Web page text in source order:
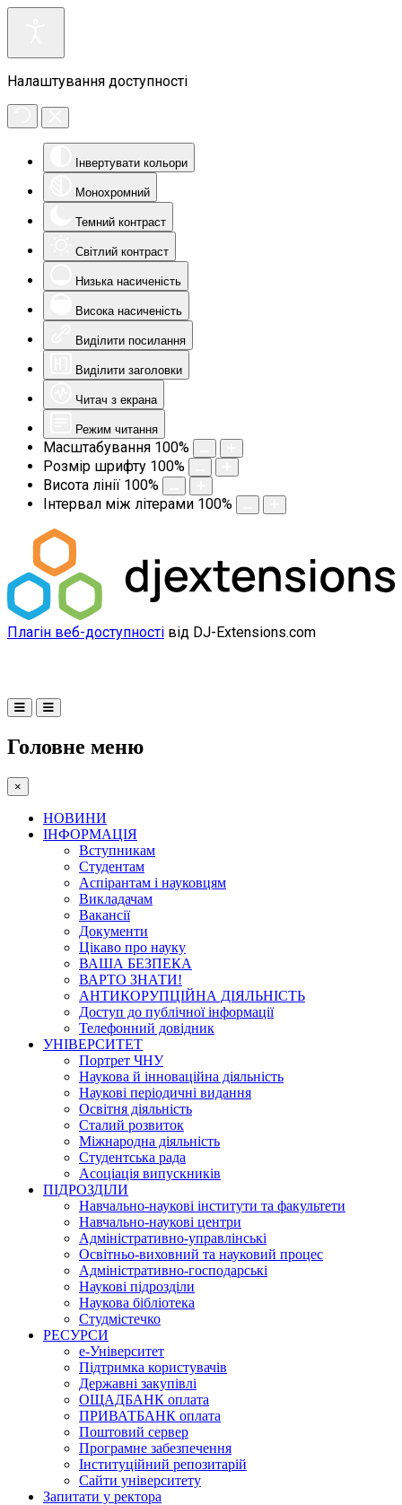
Налаштування доступності
Інвертувати кольори
Монохромний
Темний контраст
Світлий контраст
Низька насиченість
Висока насиченість
Виділити посилання
Виділити заголовки
Читач з екрана
Режим читання
Масштабування 100%
Розмір шрифту 100%
Висота лінії 100%
Інтервал між літерами 100%
Плагін веб-доступності від DJ-Extensions.com
Головне меню
×
НОВИНИ
ІНФОРМАЦІЯ
Вступникам
Студентам
Аспірантам і науковцям
Викладачам
Вакансії
Документи
Цікаво про науку
ВАША БЕЗПЕКА
ВАРТО ЗНАТИ!
АНТИКОРУПЦІЙНА ДІЯЛЬНІСТЬ
Доступ до публічної інформації
Телефонний довідник
УНІВЕРСИТЕТ
Портрет ЧНУ
Наукова й інноваційна діяльність
Наукові періодичні видання
Освітня діяльність
Сталий розвиток
Міжнародна діяльність
Студентська рада
Асоціація випускників
ПІДРОЗДІЛИ
Навчально-наукові інститути та факультети
Навчально-наукові центри
Адміністративно-управлінські
Освітньо-виховний та науковий процес
Адміністративно-господарські
Наукові підрозділи
Наукова бібліотека
Студмістечко
РЕСУРСИ
е-Університет
Підтримка користувачів
Державні закупівлі
ОЩАДБАНК оплата
ПРИВАТБАНК оплата
Поштовий сервер
Програмне забезпечення
Інституційний репозитарій
Сайти університету
Запитати у ректора